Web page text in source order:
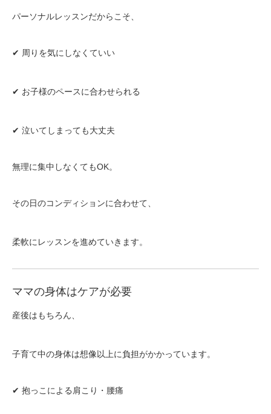
パーソナルレッスンだからこそ、
✔ 周りを気にしなくていい
✔ お子様のペースに合わせられる
✔ 泣いてしまっても大丈夫
無理に集中しなくてもOK。
その日のコンディションに合わせて、
柔軟にレッスンを進めていきます。
ママの身体はケアが必要
産後はもちろん、
子育て中の身体は想像以上に負担がかかっています。
✔ 抱っこによる肩こり・腰痛